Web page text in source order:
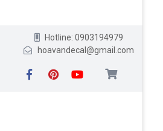
Hotline: 0903194979
hoavandecal@gmail.com